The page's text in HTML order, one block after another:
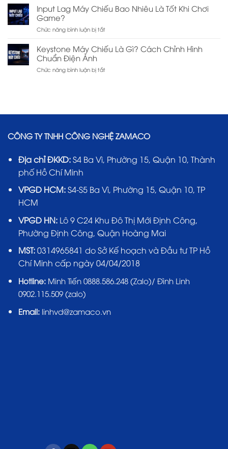
Beecube:
Nên
hãng
Sánh
Máy
XGIMI
Dangbei:
Nên
Hãng
Input Lag Máy Chiếu Bao Nhiêu Là Tốt Khi Chơi
Game?
Chức năng bình luận bị tắtở
Lag
Máy
Bao
Keystone Máy Chiếu Là Gì? Cách Chỉnh Hình
Chuẩn Điện Ảnh
Chức năng bình luận bị tắtở
Hình
Chuẩn
Ảnh
CÔNG TY TNHH CÔNG NGHỆ ZAMACO
Địa chỉ ĐKKD:S4 Ba Vì, Phường 15, Quận 10, Thành
phố Hồ Chí Minh
VPGD HCM:S4-S5 Ba Vì, Phường 15, Quận 10, TP
HCM
VPGD HN:Lô 9 C24 Khu Đô Thị Mới Định Công,
Phường Định Công, Quận Hoàng Mai
MST:0314965841 do Sở Kế hoạch và Đầu tư TP Hồ
Chí Minh cấp ngày 04/04/2018
Hotline: Minh Tiến 0888.586.248 (Zalo)/ Đình Linh
0902.115.509 (zalo)
Email:linhvd@zamaco.vn